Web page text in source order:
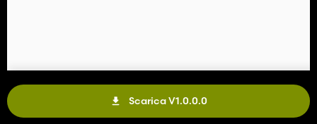
Scarica V1.0.0.0